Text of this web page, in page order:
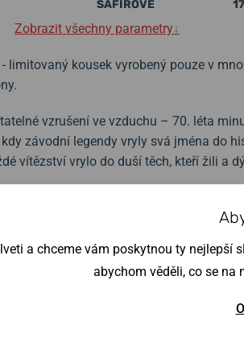
SAFÍROVÉ
Zobrazit všechny parametry↓
- limitovaný kousek vyrobený pouze v
vzrušení ve vzduchu – 70. léta
závodní legendy vryly svá jména do
vítězství vrylo do duší těch, kteří žili a
reedice hodinek EDOX Sportsman
motorsportu 70. let a původním
tohoto legendárního věku a zároveň
označují nové modely Sportsman tento
přes průhledné dýnko.
a chceme vám poskytnou ty nejlepší
abychom věděli, co se na